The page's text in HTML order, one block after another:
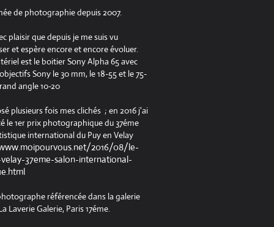
de photographie depuis 2007.
plaisir que depuis je me suis vu
et espère encore et encore évoluer.
est le boitier Sony Alpha 65 avec
Sony le 30 mm, le 18-55 et le 75-
angle 10-20
plusieurs fois mes clichés ; en 2016 j'ai
le 1er prix photographique du 37éme
international du Puy en Velay
2016/08/le-
37eme-salon-international-
référencée dans la galerie
Laverie Galerie, Paris 17éme.